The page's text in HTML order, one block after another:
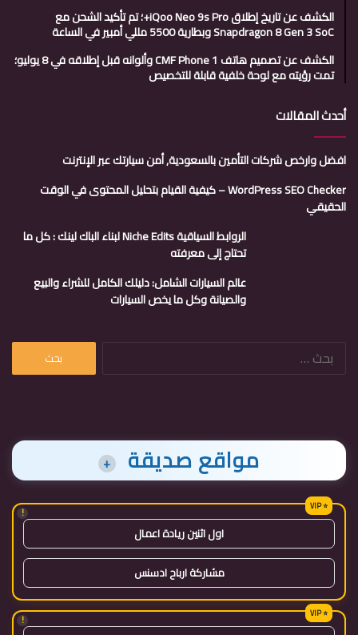
الكشف عن تاريخ إطلاق iQoo Neo 9s Pro+؛ تم تأكيد الشحن مع
Snapdragon 8 Gen 3 SoC وبطارية 5500 مللي أمبير في الساعة
الكشف عن تصميم هاتف CMF Phone 1 وألوانه قبل إطلاقه في 8 يوليو؛
تمت رؤيته مع لوحة خلفية قابلة للتخصيص
أحدث المقالات
افضل وارخص شركات التأمين بالسعودية, أمن سيارتك عبر الإنترنت
WordPress SEO Checker – كيفية القيام بتحليل المحتوى في الوقت
الحقيقي
الروابط السياقية Niche Edits لبناء الباك لينك : كل ما
تحتاج إلى معرفته
عالم السيارات الشامل: دليلك الكامل للشراء والبيع
والصيانة وكل ما يخص السيارات
البحث
مواقع صديقة +
!
اول اثنين ريادة اعمال
مشاركة ارباح ادسنس
!